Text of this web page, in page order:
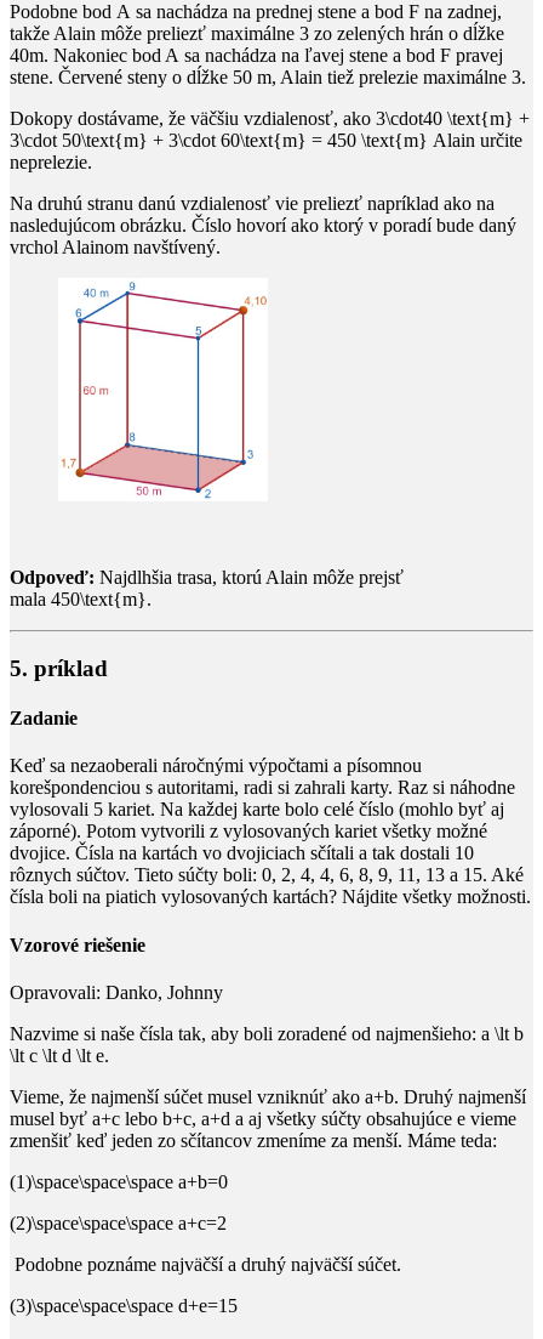
Podobne bod A sa nachádza na prednej stene a bod F na zadnej,
takže Alain môže preliezť maximálne 3 zo zelených hrán o dĺžke
40m. Nakoniec bod A sa nachádza na ľavej stene a bod F pravej
stene. Červené steny o dĺžke 50 m, Alain tiež prelezie maximálne 3.
Dokopy dostávame, že väčšiu vzdialenosť, ako 3\cdot40 \text{m} +
3\cdot 50\text{m} + 3\cdot 60\text{m} = 450 \text{m} Alain určite
neprelezie.
Na druhú stranu danú vzdialenosť vie preliezť napríklad ako na
nasledujúcom obrázku. Číslo hovorí ako ktorý v poradí bude daný
vrchol Alainom navštívený.
Odpoveď: Najdlhšia trasa, ktorú Alain môže prejsť
mala 450\text{m}.​
5. príklad
Zadanie
Keď sa nezaoberali náročnými výpočtami a písomnou
korešpondenciou s autoritami, radi si zahrali karty. Raz si náhodne
vylosovali 5 kariet. Na každej karte bolo celé číslo (mohlo byť aj
záporné). Potom vytvorili z vylosovaných kariet všetky možné
dvojice. Čísla na kartách vo dvojiciach sčítali a tak dostali 10
rôznych súčtov. Tieto súčty boli: 0, 2, 4, 4, 6, 8, 9, 11, 13 a 15. Aké
čísla boli na piatich vylosovaných kartách? Nájdite všetky možnosti.
Vzorové riešenie
Opravovali: Danko, Johnny
Nazvime si naše čísla tak, aby boli zoradené od najmenšieho: a \lt b
\lt c \lt d \lt e.
Vieme, že najmenší súčet musel vzniknúť ako a+b. Druhý najmenší
musel byť a+c lebo b+c, a+d a aj všetky súčty obsahujúce e vieme
zmenšiť keď jeden zo sčítancov zmeníme za menší. Máme teda:
(1)\space\space\space a+b=0
(2)\space\space\space a+c=2
Podobne poznáme najväčší a druhý najväčší súčet.
(3)\space\space\space d+e=15